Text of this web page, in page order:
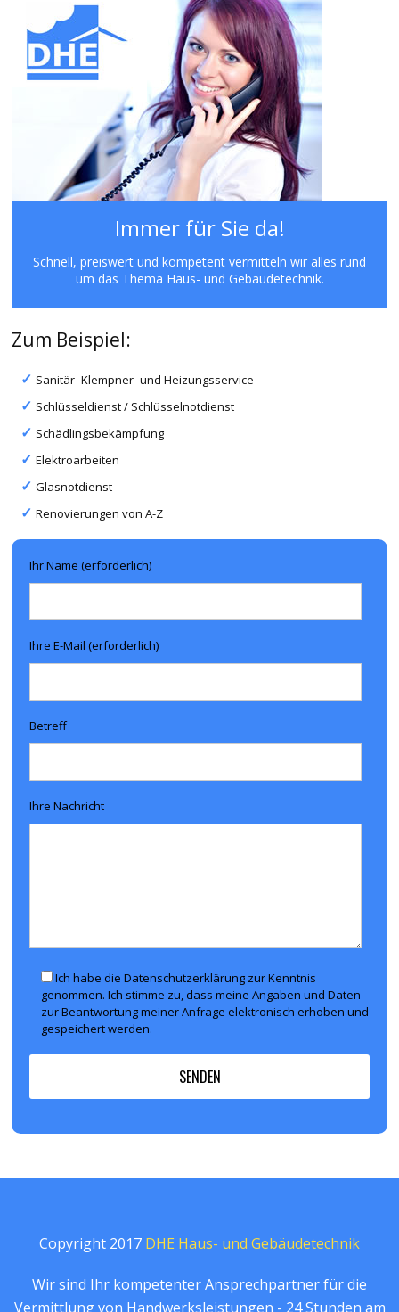
Immer für Sie da!
Schnell, preiswert und kompetent vermitteln wir alles rund
um das Thema Haus- und Gebäudetechnik.
Zum Beispiel:
Sanitär- Klempner- und Heizungsservice
Schlüsseldienst / Schlüsselnotdienst
Schädlingsbekämpfung
Elektroarbeiten
Glasnotdienst
Renovierungen von A-Z
Ihr Name (erforderlich)
Ihre E-Mail (erforderlich)
Betreff
Ihre Nachricht
Ich habe die Datenschutzerklärung zur Kenntnis
genommen. Ich stimme zu, dass meine Angaben und Daten
zur Beantwortung meiner Anfrage elektronisch erhoben und
gespeichert werden.
Copyright 2017 DHE Haus- und Gebäudetechnik
Wir sind Ihr kompetenter Ansprechpartner für die
Vermittlung von Handwerksleistungen - 24 Stunden am